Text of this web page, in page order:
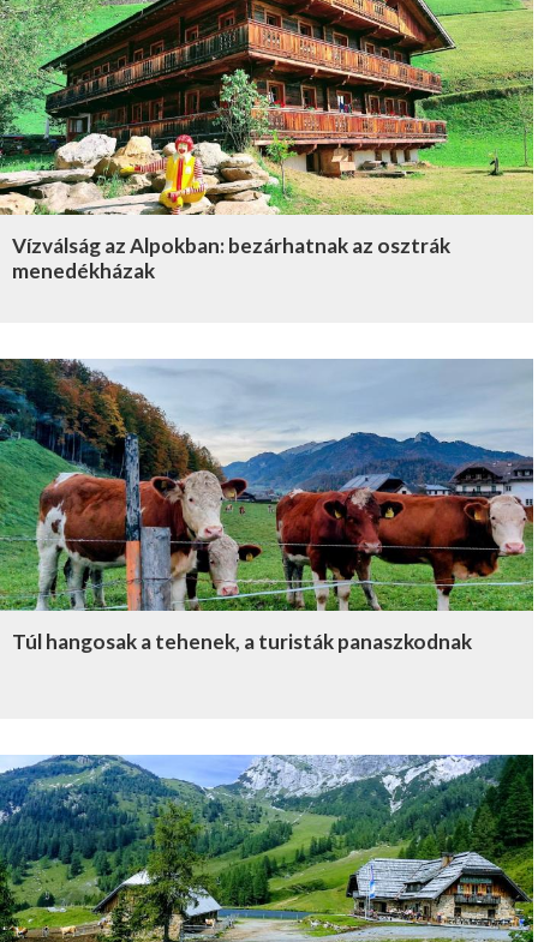
Vízválság az Alpokban: bezárhatnak az osztrák
menedékházak
Túl hangosak a tehenek, a turisták panaszkodnak